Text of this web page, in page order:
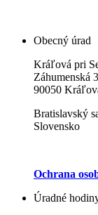
Obecný úrad
Kráľová pri
Záhumenská
90050
Bratislavský
Slovensko
Ochrana
Úradné